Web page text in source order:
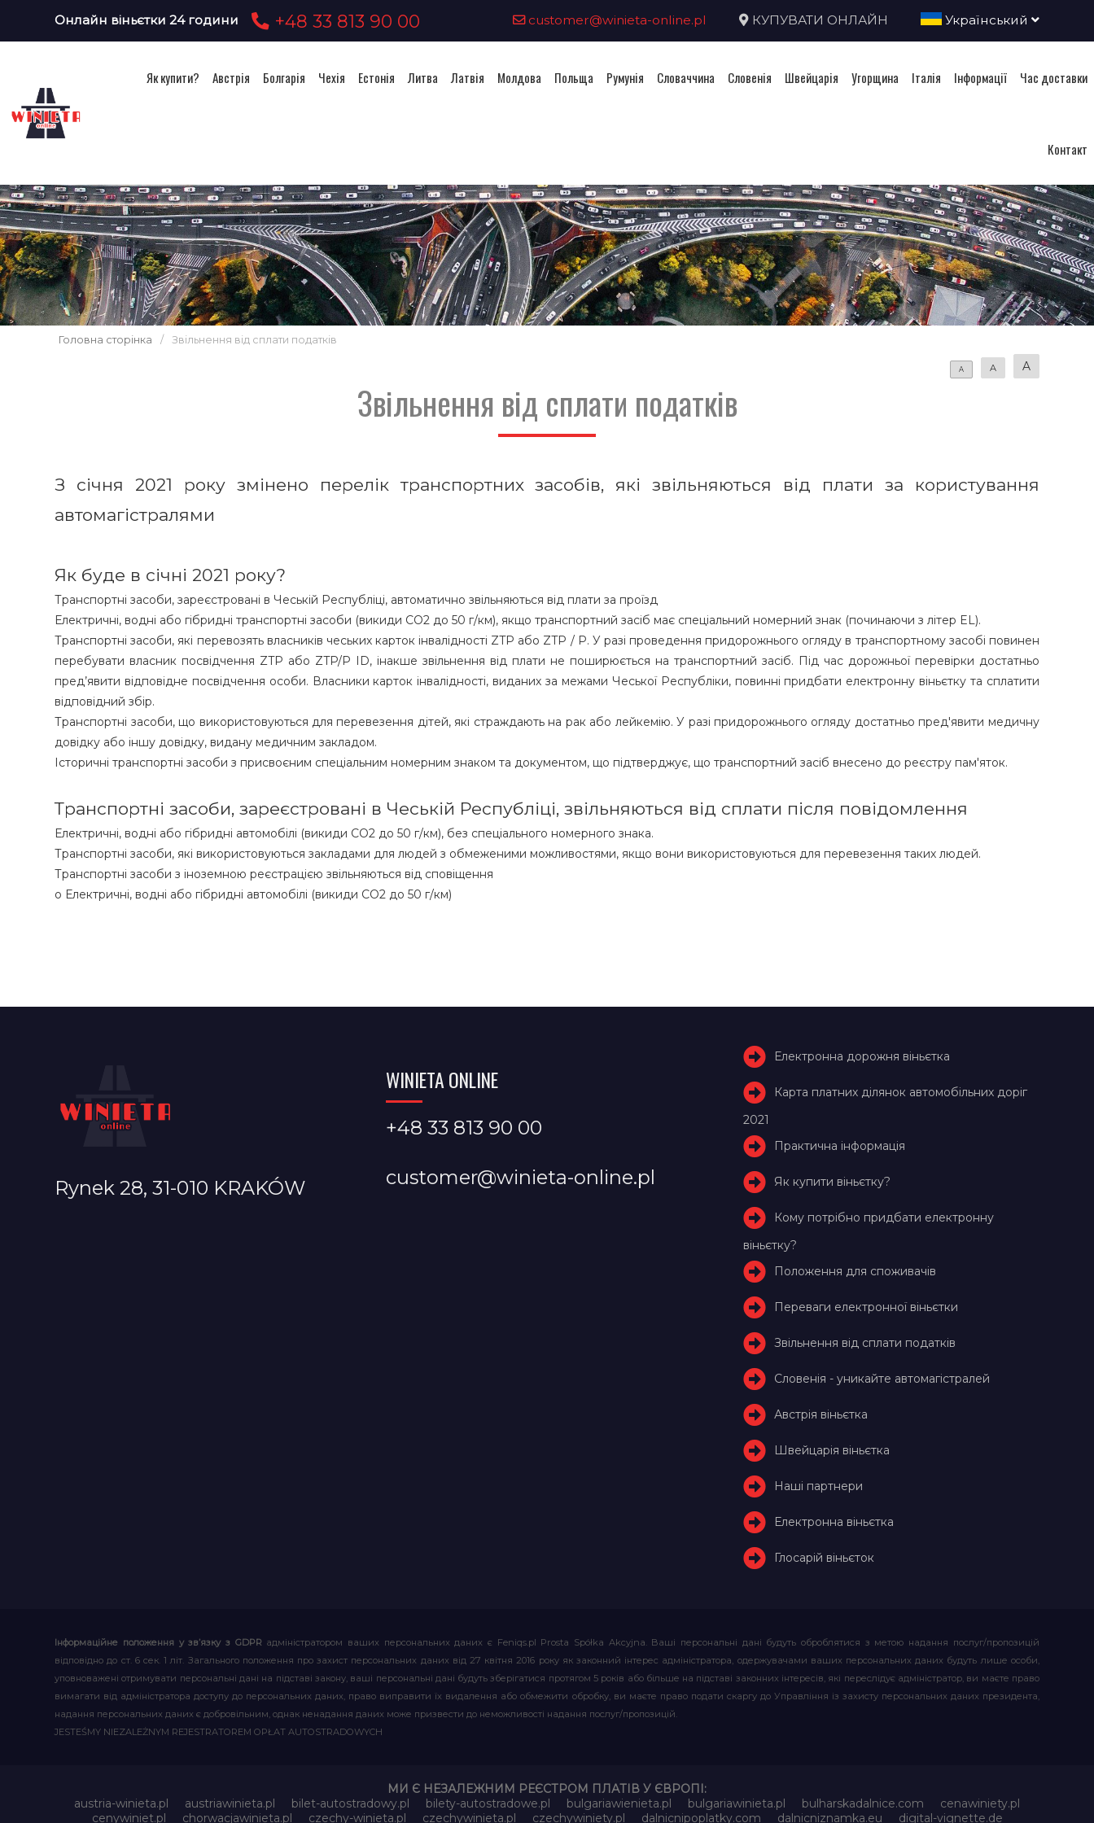
Онлайн віньєтки 24 години +48 33 813 90 00 customer@winieta-online.pl КУПУВАТИ ОНЛАЙН Український
Як купити? Австрія Болгарія Чехія Естонія Литва Латвія Молдова Польща Румунія Словаччина Словенія Швейцарія Угорщина Італія Інформації Час доставки
Контакт
Головна сторінка / Звільнення від сплати податків
A A A
Звільнення від сплати податків
З січня 2021 року змінено перелік транспортних засобів, які звільняються від плати за користування
автомагістралями
Як буде в січні 2021 року?
Транспортні засоби, зареєстровані в Чеській Республіці, автоматично звільняються від плати за проїзд
Електричні, водні або гібридні транспортні засоби (викиди CO2 до 50 г/км), якщо транспортний засіб має спеціальний номерний знак (починаючи з літер EL).
Транспортні засоби, які перевозять власників чеських карток інвалідності ZTP або ZTP / P. У разі проведення придорожнього огляду в транспортному засобі повинен
перебувати власник посвідчення ZTP або ZTP/P ID, інакше звільнення від плати не поширюється на транспортний засіб. Під час дорожньої перевірки достатньо
пред’явити відповідне посвідчення особи. Власники карток інвалідності, виданих за межами Чеської Республіки, повинні придбати електронну віньєтку та сплатити
відповідний збір.
Транспортні засоби, що використовуються для перевезення дітей, які страждають на рак або лейкемію. У разі придорожнього огляду достатньо пред'явити медичну
довідку або іншу довідку, видану медичним закладом.
Історичні транспортні засоби з присвоєним спеціальним номерним знаком та документом, що підтверджує, що транспортний засіб внесено до реєстру пам'яток.
Транспортні засоби, зареєстровані в Чеській Республіці, звільняються від сплати після повідомлення
Електричні, водні або гібридні автомобілі (викиди CO2 до 50 г/км), без спеціального номерного знака.
Транспортні засоби, які використовуються закладами для людей з обмеженими можливостями, якщо вони використовуються для перевезення таких людей.
Транспортні засоби з іноземною реєстрацією звільняються від сповіщення
o Електричні, водні або гібридні автомобілі (викиди CO2 до 50 г/км)
Rynek 28, 31-010 KRAKÓW
WINIETA ONLINE
+48 33 813 90 00
customer@winieta-online.pl
Електронна дорожня віньєтка
Карта платних ділянок автомобільних доріг
2021
Практична інформація
Як купити віньєтку?
Кому потрібно придбати електронну
віньєтку?
Положення для споживачів
Переваги електронної віньєтки
Звільнення від сплати податків
Словенія - уникайте автомагістралей
Австрія віньєтка
Швейцарія віньєтка
Наші партнери
Електронна віньєтка
Глосарій віньєток
Інформаційне положення у зв’язку з GDPR адміністратором ваших персональних даних є Feniqs.pl Prosta Spółka Akcyjna. Ваші персональні дані будуть оброблятися з метою надання послуг/пропозицій
відповідно до ст. 6 сек. 1 літ. Загального положення про захист персональних даних від 27 квітня 2016 року як законний інтерес адміністратора, одержувачами ваших персональних даних будуть лише особи,
уповноважені отримувати персональні дані на підставі закону, ваші персональні дані будуть зберігатися протягом 5 років або більше на підставі законних інтересів, які переслідує адміністратор, ви маєте право
вимагати від адміністратора доступу до персональних даних, право виправити їх видалення або обмежити обробку, ви маєте право подати скаргу до Управління із захисту персональних даних президента,
надання персональних даних є добровільним, однак ненадання даних може призвести до неможливості надання послуг/пропозицій.
JESTEŚMY NIEZALEŻNYM REJESTRATOREM OPŁAT AUTOSTRADOWYCH
МИ Є НЕЗАЛЕЖНИМ РЕЄСТРОМ ПЛАТІВ У ЄВРОПІ:
austria-winieta.pl
austriawinieta.pl bilet-autostradowy.pl bilety-autostradowe.pl bulgariawienieta.pl bulgariawinieta.pl bulharskadalnice.com
cenawiniety.pl
cenywiniet.pl
chorwacjawinieta.pl czechy-winieta.pl czechywinieta.pl czechywiniety.pl dalnicnipoplatky.com dalnicniznamka.eu digital-vignette.de